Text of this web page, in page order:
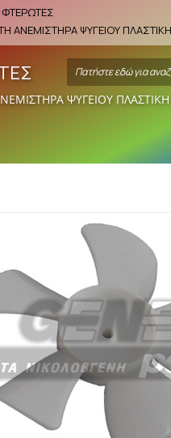
Search
term
ΦΤΕΡΩΤΕΣ
ΑΝΕΜIΣΤΗΡΑ ΨΥΓΕΙΟΥ
ΨΥΓΕΙΟΥ ΠΛΑΣΤΙΚΗ